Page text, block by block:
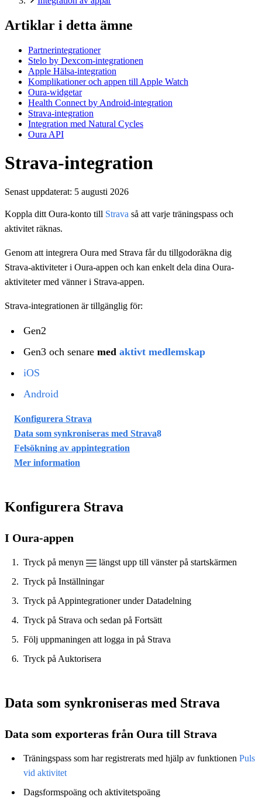
Artiklar i detta ämne
Partnerintegrationer
Stelo by Dexcom-integrationen
Apple Hälsa-integration
Komplikationer och appen till Apple Watch
Oura-widgetar
Health Connect by Android-integration
Strava-integration
Integration med Natural Cycles
Oura API
Strava-integration
Senast uppdaterat: 5 augusti 2026
Koppla ditt Oura-konto till Strava så att varje träningspass och
aktivitet räknas.
Genom att integrera Oura med Strava får du tillgodoräkna dig
Strava-aktiviteter i Oura-appen och kan enkelt dela dina Oura-
aktiviteter med vänner i Strava-appen.
Strava-integrationen är tillgänglig för:
Gen2
Gen3 och senare med aktivt medlemskap
iOS
Android
Konfigurera Strava
Data som synkroniseras med Strava8
Felsökning av appintegration
Mer information
Konfigurera Strava
I Oura-appen
Tryck på menyn
längst upp till vänster på startskärmen
Tryck på Inställningar
Tryck på Appintegrationer under Datadelning
Tryck på Strava och sedan på Fortsätt
Följ uppmaningen att logga in på Strava
Tryck på Auktorisera
Data som synkroniseras med Strava
Data som exporteras från Oura till Strava
Träningspass som har registrerats med hjälp av funktionen Puls
vid aktivitet
Dagsformspoäng och aktivitetspoäng